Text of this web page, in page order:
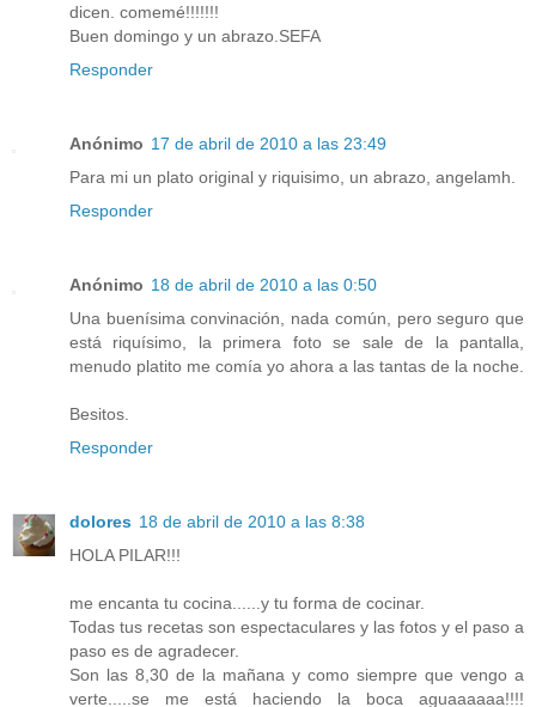
dicen. comemé!!!!!!!
Buen domingo y un abrazo.SEFA
Responder
Anónimo 17 de abril de 2010 a las 23:49
Para mi un plato original y riquisimo, un abrazo, angelamh.
Responder
Anónimo 18 de abril de 2010 a las 0:50
Una buenísima convinación, nada común, pero seguro que
está riquísimo, la primera foto se sale de la pantalla,
menudo platito me comía yo ahora a las tantas de la noche.
Besitos.
Responder
dolores 18 de abril de 2010 a las 8:38
HOLA PILAR!!!
me encanta tu cocina......y tu forma de cocinar.
Todas tus recetas son espectaculares y las fotos y el paso a
paso es de agradecer.
Son las 8,30 de la mañana y como siempre que vengo a
verte.....se me está haciendo la boca aguaaaaaa!!!!